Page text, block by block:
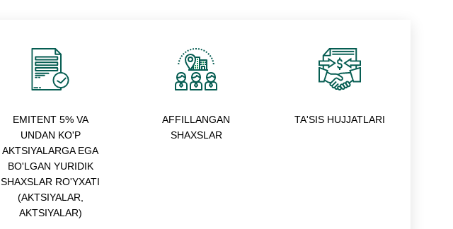
EMITENT 5% VA
UNDAN KO'P
AKTSIYALARGA EGA
BO'LGAN YURIDIK
SHAXSLAR RO'YXATI
(AKTSIYALAR,
AKTSIYALAR)
AFFILLANGAN
SHAXSLAR
TA'SIS HUJJATLARI